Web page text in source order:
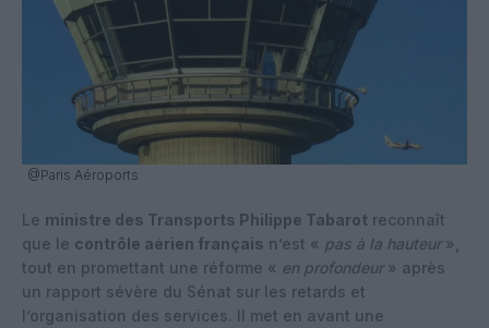
@Paris Aéroports
Le ministre des Transports Philippe Tabarot reconnaît
que le contrôle aérien français n’est « pas à la hauteur»,
tout en promettant une réforme « en profondeur» après
un rapport sévère du Sénat sur les retards et
l’organisation des services. Il met en avant une